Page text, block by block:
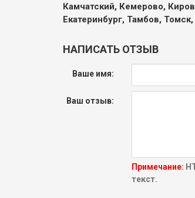
Камчатский, Кемерово,
Екатеринбург, Тамбов,
НАПИСАТЬ ОТЗЫВ
Ваше имя:
Ваш отзыв:
Примечание:
текст.